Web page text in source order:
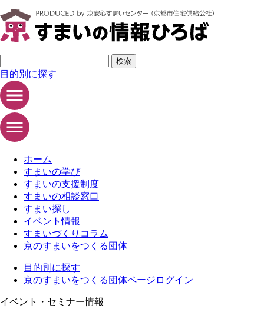
ページの先頭です
検索
目的別に探す
ホーム
すまいの学び
すまいの支援制度
すまいの相談窓口
すまい探し
イベント情報
すまいづくりコラム
京のすまいをつくる団体
目的別に探す
京のすまいをつくる団体ページログイン
イベント・セミナー情報